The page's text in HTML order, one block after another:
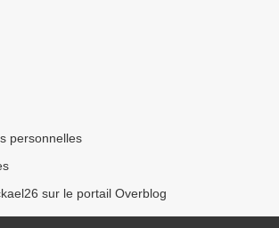
personnelles
sur le portail Overblog